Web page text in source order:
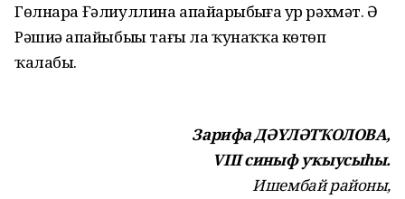
Гөлнара Ғәлиуллина апайҙарыбыҙға ҙур рәхмәт. Ә
Рәшиҙә апайыбыҙҙы тағы ла ҡунаҡҡа көтөп
ҡалабыҙ.
Зарифа ДӘҮЛӘТҠОЛОВА,
VIII синыф уҡыусыһы.
Ишембай районы,